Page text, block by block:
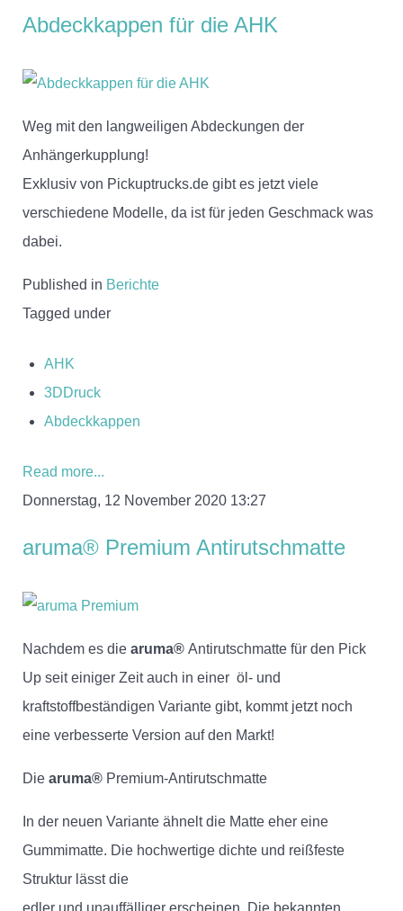
Abdeckkappen für die AHK
Weg mit den langweiligen Abdeckungen der
Anhängerkupplung!
Exklusiv von Pickuptrucks.de gibt es jetzt viele
verschiedene Modelle, da ist für jeden Geschmack was
dabei.
Published in Berichte
Tagged under
AHK
3DDruck
Abdeckkappen
Read more...
Donnerstag, 12 November 2020 13:27
aruma® Premium Antirutschmatte
Nachdem es die aruma® Antirutschmatte für den Pick
Up seit einiger Zeit auch in einer öl- und
kraftstoffbeständigen Variante gibt, kommt jetzt noch
eine verbesserte Version auf den Markt!
Die aruma® Premium-Antirutschmatte
In der neuen Variante ähnelt die Matte eher eine
Gummimatte. Die hochwertige dichte und reißfeste
Struktur lässt die
edler und unauffälliger erscheinen. Die bekannten